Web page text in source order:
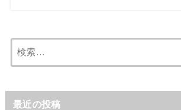
索:
最近の投稿